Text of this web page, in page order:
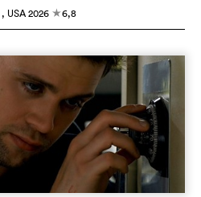
, USA 2026 c6,8